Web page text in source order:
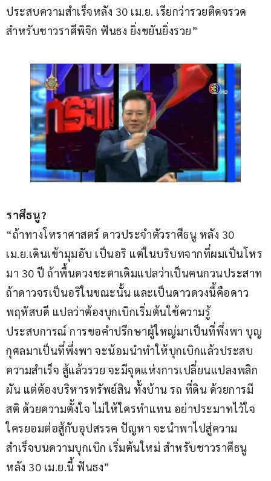
ประสบความสำเร็จหลัง 30 เม.ย. เรียกว่ารวยติดจรวด
สำหรับชาวราศีพิจิก ฟันธง ยิ่งขยันยิ่งรวย”
ราศีธนู?
“ถ้าทางโหราศาสตร์ ดาวประจำตัวราศีธนู หลัง 30
เม.ย.เดินเข้ามุมอับ เป็นอริ แต่ในบริบทจากที่ผมเป็นโหร
มา 30 ปี ถ้าพื้นดวงชะตาเดิมแปลว่าเป็นคนกวนประสาท
ถ้าดาวจรเป็นอริในขณะนั้น และเป็นดาวดวงนี้คือดาว
พฤหัสบดี แปลว่าต้องบุกเบิกเริ่มต้นใช้ความรู้
ประสบการณ์ การขอคำปรึกษาผู้ใหญ่มาเป็นที่พึ่งพา บุญ
กุศลมาเป็นที่พึ่งพา จะน้อมนำทำให้บุกเบิกแล้วประสบ
ความสำเร็จ สู้แล้วรวย จะมีจุดแห่งการเปลี่ยนแปลงพลิก
ผัน แต่ต้องบริหารทรัพย์สิน ทั้งบ้าน รถ ที่ดิน ด้วยการมี
สติ ด้วยความตั้งใจ ไม่ให้ใครทำแทน อย่าประมาทไว้ใจ
ใครยอมต่อสู้กับอุปสรรค ปัญหา จะนำพาไปสู่ความ
สำเร็จบนความบุกเบิก เริ่มต้นใหม่ สำหรับชาวราศีธนู
หลัง 30 เม.ย.นี้ ฟันธง”